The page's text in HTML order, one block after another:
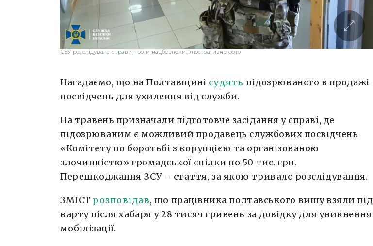
СБУ розслідувала справи проти нацбезпеки. Ілюстративне фото
Нагадаємо, що на Полтавщині судять підозрюваного в продажі
посвідчень для ухилення від служби.
На травень призначали підготовче засідання у справі, де
підозрюваним є можливий продавець службових посвідчень
«Комітету по боротьбі з корупцією та організованою
злочинністю» громадської спілки по 50 тис. грн.
Перешкоджання ЗСУ – стаття, за якою тривало розслідування.
ЗМІСТ розповідав, що працівника полтавського вишу взяли під
варту після хабаря у 28 тисяч гривень за довідку для уникнення
мобілізації.